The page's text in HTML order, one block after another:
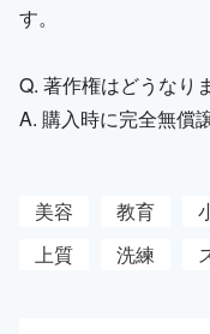
す。
Q. 著作権はどうなり
A. 購入時に完全無償
美容 教育
上質
洗練